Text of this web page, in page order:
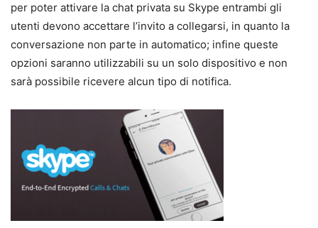
per poter attivare la chat privata su Skype entrambi gli
utenti devono accettare l’invito a collegarsi, in quanto la
conversazione non parte in automatico; infine queste
opzioni saranno utilizzabili su un solo dispositivo e non
sarà possibile ricevere alcun tipo di notifica.